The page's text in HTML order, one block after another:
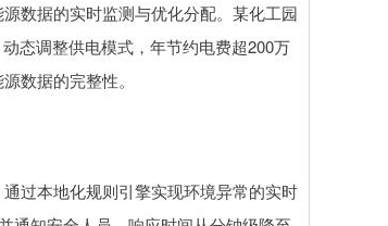
数据的实时监测与优化分配。某化工园
态调整供电模式，年节约电费超200万
数据的完整性。
过本地化规则引擎实现环境异常的实时